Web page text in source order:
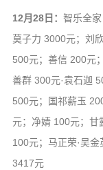
12月28日： 智乐全
莫子力 3000元；刘
500元；善信 200元
善群 300元·袁石迦
500元；国祁薪玉
元；净婧 100元；甘
100元；马正荣·吴
3417元